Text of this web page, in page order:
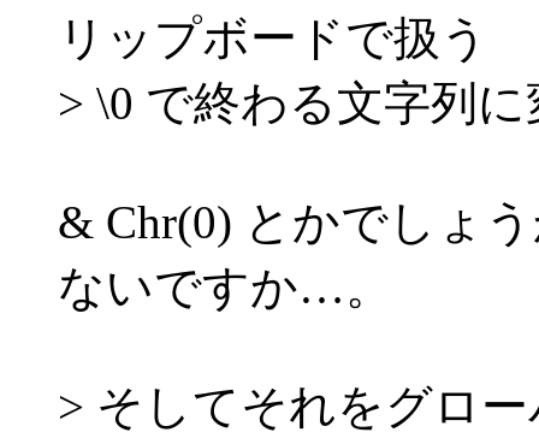
リップボードで扱う
> \0 で終わる文字列
& Chr(0) とかでしょ
ないですか…。
> そしてそれをグロ